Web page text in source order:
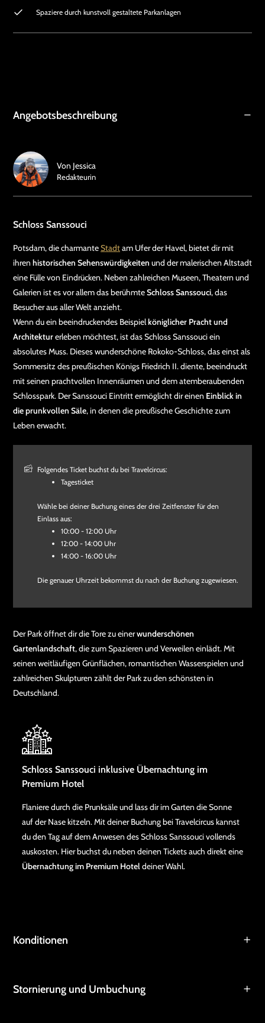
Spaziere durch kunstvoll gestaltete Parkanlagen
Angebotsbeschreibung
Schloss Sanssouci
Potsdam, die charmanteStadtam Ufer der Havel, bietet dir mit
ihren historischen Sehenswürdigkeiten und der malerischen Altstadt
eine Fülle von Eindrücken. Neben zahlreichen Museen, Theatern und
Galerien ist es vor allem das berühmteSchloss Sanssouci, das
Besucher aus aller Welt anzieht.
Wenn du ein beeindruckendes Beispielköniglicher Pracht und
Architekturerleben möchtest, ist das Schloss Sanssouci ein
absolutes Muss. Dieses wunderschöne Rokoko-Schloss, das einst als
Sommersitz des preußischen Königs Friedrich II. diente, beeindruckt
mit seinen prachtvollen Innenräumen und dem atemberaubenden
Schlosspark. Der Sanssouci Eintritt ermöglicht dir einen Einblick in
die prunkvollen Säle, in denen die preußische Geschichte zum
Leben erwacht.
Folgendes Ticket buchst du bei Travelcircus:
Tagesticket
Wähle bei deiner Buchung eines der drei Zeitfenster für den
Einlass aus:
10:00 - 12:00 Uhr
12:00 - 14:00 Uhr
14:00 - 16:00 Uhr
Die genauer Uhrzeit bekommst du nach der Buchung zugewiesen.
Der Park öffnet dir die Tore zu einerwunderschönen
Gartenlandschaft, die zum Spazieren und Verweilen einlädt. Mit
seinen weitläufigen Grünflächen, romantischen Wasserspielen und
zahlreichen Skulpturen zählt der Park zu den schönsten in
Deutschland.
Schloss Sanssouci inklusive Übernachtung im
Premium Hotel
Flaniere durch die Prunksäle und lass dir im Garten die Sonne
auf der Nase kitzeln. Mit deiner Buchung bei Travelcircus kannst
du den Tag auf dem Anwesen des Schloss Sanssouci vollends
auskosten. Hier buchst du neben deinen Tickets auch direkt eine
Übernachtung im Premium Hoteldeiner Wahl.
Von Jessica
Redakteurin
Konditionen
Stornierung und Umbuchung